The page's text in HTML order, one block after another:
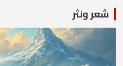
شعر ونثر